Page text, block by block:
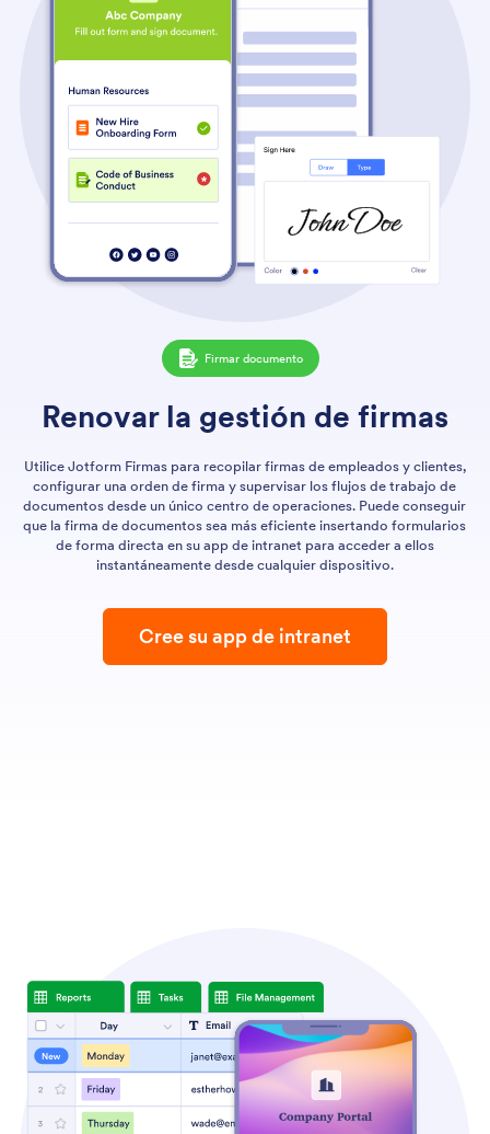
Firmar documento
Renovar la gestión de firmas
Utilice Jotform Firmas para recopilar firmas de empleados y clientes,
configurar una orden de firma y supervisar los flujos de trabajo de
documentos desde un único centro de operaciones. Puede conseguir
que la firma de documentos sea más eficiente insertando formularios
de forma directa en su app de intranet para acceder a ellos
instantáneamente desde cualquier dispositivo.
Cree su app de intranet